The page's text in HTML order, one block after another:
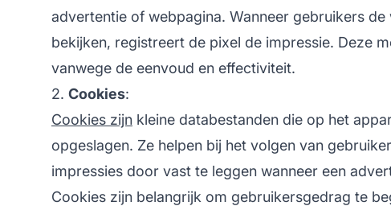
advertentie of webpagina. Wanneer gebruikers
bekijken, registreert de pixel de impressie. Deze
vanwege de eenvoud en effectiviteit.
2. Cookies:
Cookies zijn kleine databestanden die op het
opgeslagen. Ze helpen bij het volgen van
impressies door vast te leggen wanneer een
Cookies zijn belangrijk om gebruikersgedrag te